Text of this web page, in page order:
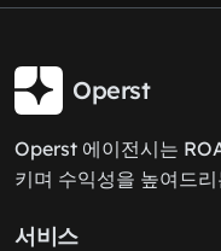
Operst
Operst 에이전시는
키며 수익성을 높여드
서비스